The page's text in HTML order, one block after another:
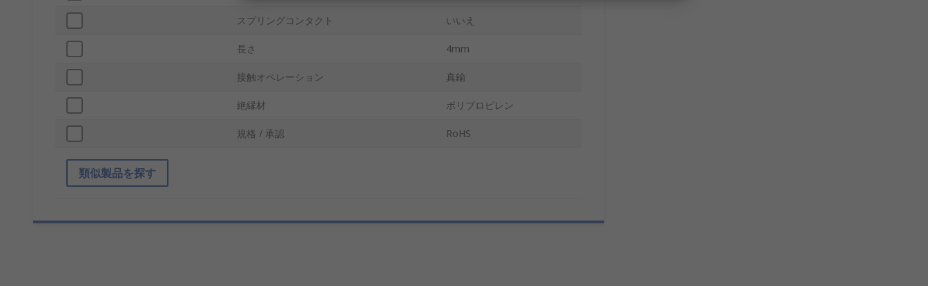
スプリングコンタクト いいえ
長さ 4mm
接触オペレーション 真鍮
絶縁材 ポリプロピレン
規格 / 承認 RoHS
類似製品を探す